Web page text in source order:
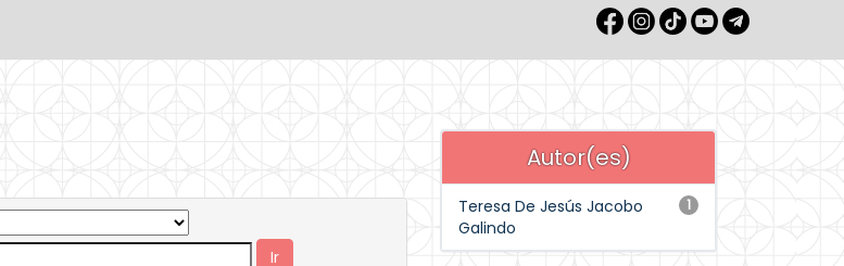
Autor(es)
1
Teresa De Jesús Jacobo
Galindo